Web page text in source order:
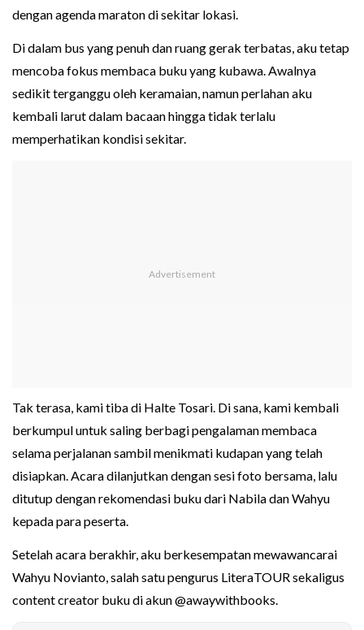
dengan agenda maraton di sekitar lokasi.
Di dalam bus yang penuh dan ruang gerak terbatas, aku tetap
mencoba fokus membaca buku yang kubawa. Awalnya
sedikit terganggu oleh keramaian, namun perlahan aku
kembali larut dalam bacaan hingga tidak terlalu
memperhatikan kondisi sekitar.
Tak terasa, kami tiba di Halte Tosari. Di sana, kami kembali
berkumpul untuk saling berbagi pengalaman membaca
selama perjalanan sambil menikmati kudapan yang telah
disiapkan. Acara dilanjutkan dengan sesi foto bersama, lalu
ditutup dengan rekomendasi buku dari Nabila dan Wahyu
kepada para peserta.
Setelah acara berakhir, aku berkesempatan mewawancarai
Wahyu Novianto, salah satu pengurus LiteraTOUR sekaligus
content creator buku di akun @awaywithbooks.